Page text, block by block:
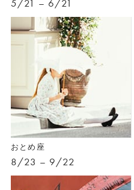
5/21 – 6/21
おとめ座
8/23 – 9/22